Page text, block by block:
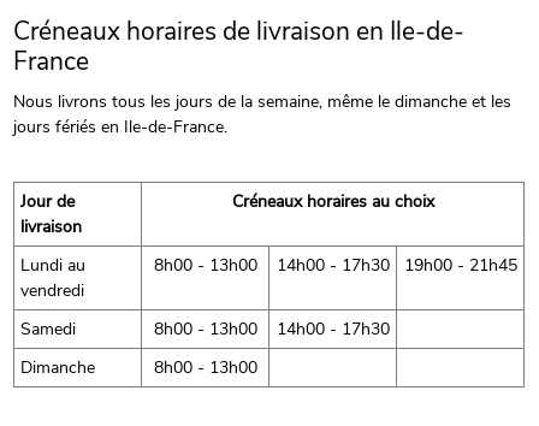
Créneaux horaires de livraison en Ile-de-
France
Nous livrons tous les jours de la semaine, même le dimanche et les
jours fériés en Ile-de-France.
Jour de
livraison
Créneaux horaires au choix
Lundi au
vendredi
8h00 - 13h00 14h00 - 17h30 19h00 - 21h45
Samedi 8h00 - 13h00
14h00 - 17h30
Dimanche
8h00 - 13h00